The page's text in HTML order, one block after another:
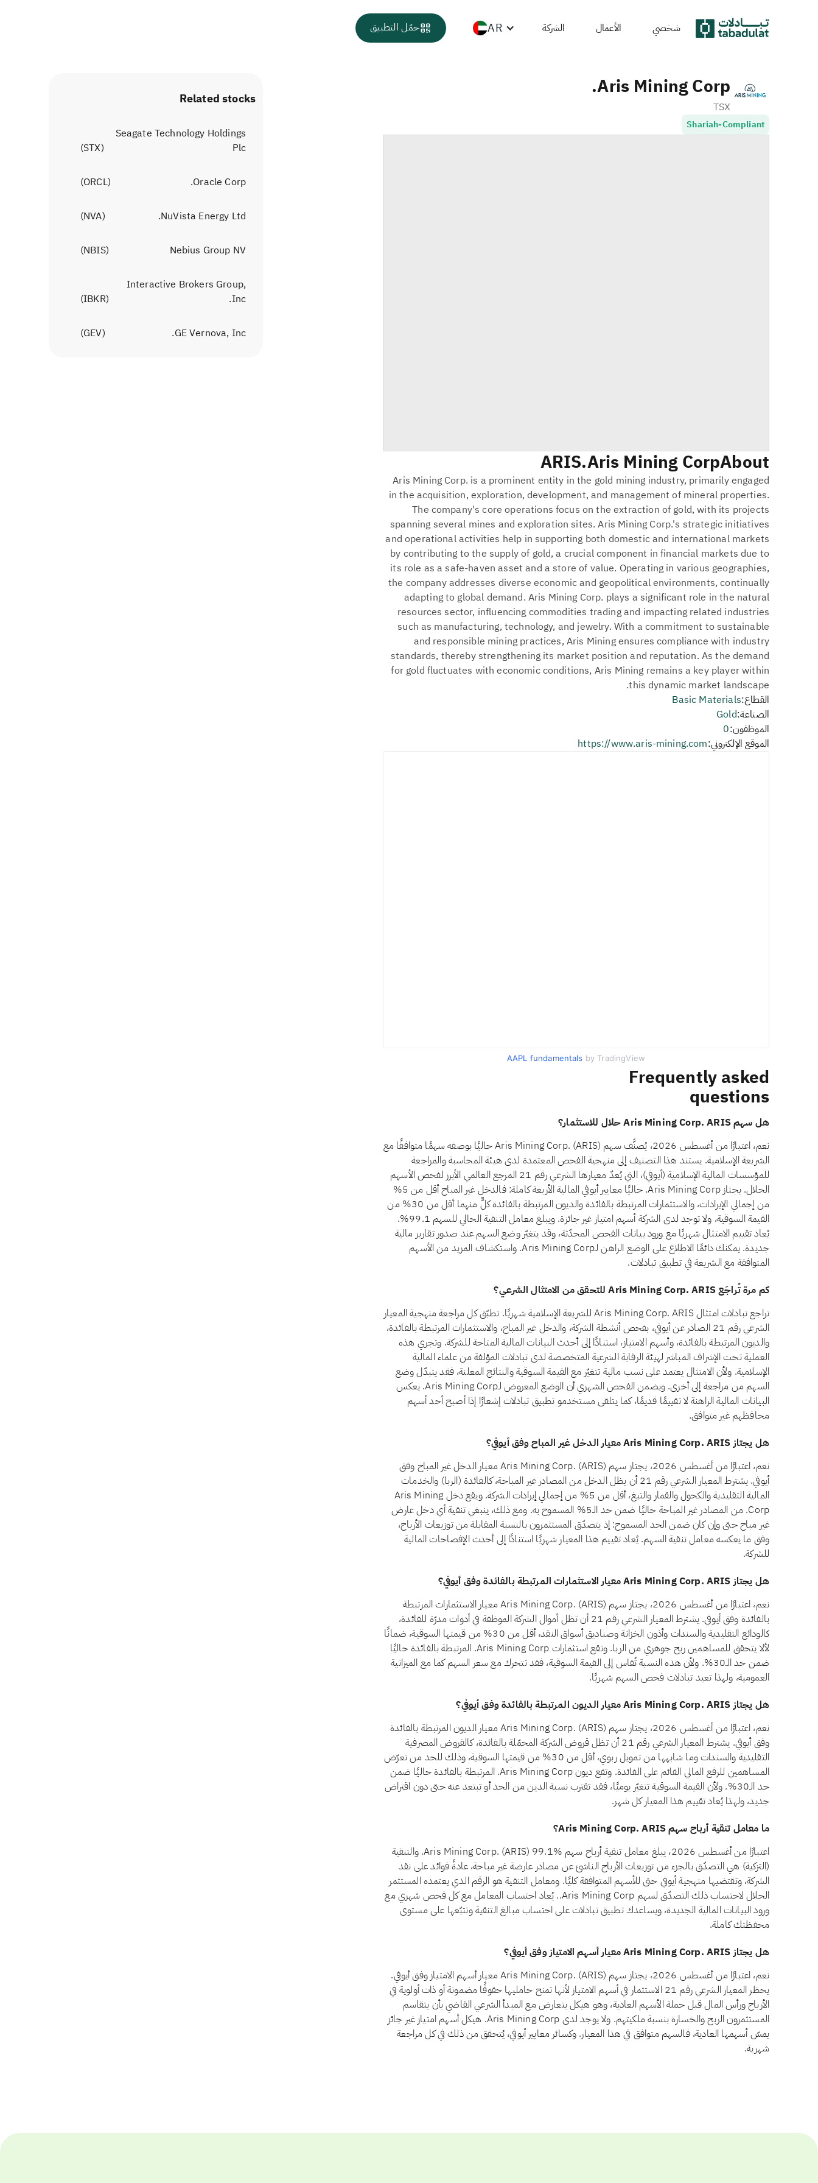
شخصي الأعمال الشركة AR حمّل التطبيق
Aris Mining Corp.
TSX
Shariah-Compliant
About
Aris Mining Corp.
ARIS
Aris Mining Corp. is a prominent entity in the gold mining industry, primarily engaged
in the acquisition, exploration, development, and management of mineral properties.
The company's core operations focus on the extraction of gold, with its projects
spanning several mines and exploration sites. Aris Mining Corp.'s strategic initiatives
and operational activities help in supporting both domestic and international markets
by contributing to the supply of gold, a crucial component in financial markets due to
its role as a safe-haven asset and a store of value. Operating in various geographies,
the company addresses diverse economic and geopolitical environments, continually
adapting to global demand. Aris Mining Corp. plays a significant role in the natural
resources sector, influencing commodities trading and impacting related industries
such as manufacturing, technology, and jewelry. With a commitment to sustainable
and responsible mining practices, Aris Mining ensures compliance with industry
standards, thereby strengthening its market position and reputation. As the demand
for gold fluctuates with economic conditions, Aris Mining remains a key player within
this dynamic market landscape.
القطاع:Basic Materials
الصناعة:Gold
الموظفون:0
الموقع الإلكتروني:https://www.aris-mining.com
AAPL fundamentals by TradingView
Frequently asked
questions
هل سهم Aris Mining Corp. ARIS حلال للاستثمار؟
نعم، اعتبارًا من أغسطس 2026، يُصنَّف سهم Aris Mining Corp. (ARIS) حاليًا بوصفه سهمًا متوافقًا مع
الشريعة الإسلامية. يستند هذا التصنيف إلى منهجية الفحص المعتمدة لدى هيئة المحاسبة والمراجعة
للمؤسسات المالية الإسلامية (أيوفي)، التي يُعدّ معيارها الشرعي رقم 21 المرجع العالمي الأبرز لفحص الأسهم
الحلال. يجتاز Aris Mining Corp. حاليًا معايير أيوفي المالية الأربعة كاملة: فالدخل غير المباح أقل من 5%
من إجمالي الإيرادات، والاستثمارات المرتبطة بالفائدة والديون المرتبطة بالفائدة كلٌّ منهما أقل من 30% من
القيمة السوقية، ولا توجد لدى الشركة أسهم امتياز غير جائزة. ويبلغ معامل التنقية الحالي للسهم 99.1%.
يُعاد تقييم الامتثال شهريًا مع ورود بيانات الفحص المحدّثة، وقد يتغيّر وضع السهم عند صدور تقارير مالية
جديدة. يمكنك دائمًا الاطلاع على الوضع الراهن لـAris Mining Corp. واستكشاف المزيد من الأسهم
المتوافقة مع الشريعة في تطبيق تبادلات.
كم مرة تُراجَع Aris Mining Corp. ARIS للتحقق من الامتثال الشرعي؟
تراجع تبادلات امتثال Aris Mining Corp. ARIS للشريعة الإسلامية شهريًا. تطبّق كل مراجعة منهجية المعيار
الشرعي رقم 21 الصادر عن أيوفي، بفحص أنشطة الشركة، والدخل غير المباح، والاستثمارات المرتبطة بالفائدة،
والديون المرتبطة بالفائدة، وأسهم الامتياز، استنادًا إلى أحدث البيانات المالية المتاحة للشركة. وتجري هذه
العملية تحت الإشراف المباشر لهيئة الرقابة الشرعية المتخصصة لدى تبادلات المؤلفة من علماء المالية
الإسلامية. ولأن الامتثال يعتمد على نسب مالية تتغيّر مع القيمة السوقية والنتائج المعلنة، فقد يتبدّل وضع
السهم من مراجعة إلى أخرى. ويضمن الفحص الشهري أن الوضع المعروض لـAris Mining Corp. يعكس
البيانات المالية الراهنة لا تقييمًا قديمًا، كما يتلقى مستخدمو تطبيق تبادلات إشعارًا إذا أصبح أحد أسهم
محافظهم غير متوافق.
هل يجتاز Aris Mining Corp. ARIS معيار الدخل غير المباح وفق أيوفي؟
نعم، اعتبارًا من أغسطس 2026، يجتاز سهم Aris Mining Corp. (ARIS) معيار الدخل غير المباح وفق
أيوفي. يشترط المعيار الشرعي رقم 21 أن يظل الدخل من المصادر غير المباحة، كالفائدة (الربا) والخدمات
المالية التقليدية والكحول والقمار والتبغ، أقل من 5% من إجمالي إيرادات الشركة. ويقع دخل Aris Mining
Corp. من المصادر غير المباحة حاليًا ضمن حد الـ5% المسموح به. ومع ذلك، ينبغي تنقية أي دخل عارض
غير مباح حتى وإن كان ضمن الحد المسموح: إذ يتصدّق المستثمرون بالنسبة المقابلة من توزيعات الأرباح،
وفق ما يعكسه معامل تنقية السهم. يُعاد تقييم هذا المعيار شهريًا استنادًا إلى أحدث الإفصاحات المالية
للشركة.
هل يجتاز Aris Mining Corp. ARIS معيار الاستثمارات المرتبطة بالفائدة وفق أيوفي؟
نعم، اعتبارًا من أغسطس 2026، يجتاز سهم Aris Mining Corp. (ARIS) معيار الاستثمارات المرتبطة
بالفائدة وفق أيوفي. يشترط المعيار الشرعي رقم 21 أن تظل أموال الشركة الموظفة في أدوات مدرّة للفائدة،
كالودائع التقليدية والسندات وأذون الخزانة وصناديق أسواق النقد، أقل من 30% من قيمتها السوقية، ضمانًا
لألا يتحقق للمساهمين ربح جوهري من الربا. وتقع استثمارات Aris Mining Corp. المرتبطة بالفائدة حاليًا
ضمن حد الـ30%. ولأن هذه النسبة تُقاس إلى القيمة السوقية، فقد تتحرك مع سعر السهم كما مع الميزانية
العمومية، ولهذا تعيد تبادلات فحص السهم شهريًا.
هل يجتاز Aris Mining Corp. ARIS معيار الديون المرتبطة بالفائدة وفق أيوفي؟
نعم، اعتبارًا من أغسطس 2026، يجتاز سهم Aris Mining Corp. (ARIS) معيار الديون المرتبطة بالفائدة
وفق أيوفي. يشترط المعيار الشرعي رقم 21 أن تظل قروض الشركة المحمّلة بالفائدة، كالقروض المصرفية
التقليدية والسندات وما شابهها من تمويل ربوي، أقل من 30% من قيمتها السوقية، وذلك للحد من تعرّض
المساهمين للرفع المالي القائم على الفائدة. وتقع ديون Aris Mining Corp. المرتبطة بالفائدة حاليًا ضمن
حد الـ30%. ولأن القيمة السوقية تتغيّر يوميًا، فقد تقترب نسبة الدين من الحد أو تبتعد عنه حتى دون اقتراض
جديد، ولهذا يُعاد تقييم هذا المعيار كل شهر.
ما معامل تنقية أرباح سهم Aris Mining Corp. ARIS؟
اعتبارًا من أغسطس 2026، يبلغ معامل تنقية أرباح سهم Aris Mining Corp. (ARIS) 99.1%. والتنقية
(التزكية) هي التصدّق بالجزء من توزيعات الأرباح الناشئ عن مصادر عارضة غير مباحة، عادةً فوائد على نقد
الشركة، وتقتضيها منهجية أيوفي حتى للأسهم المتوافقة كليًا. ومعامل التنقية هو الرقم الذي يعتمده المستثمر
الحلال لاحتساب ذلك التصدّق لسهم Aris Mining Corp.. يُعاد احتساب المعامل مع كل فحص شهري مع
ورود البيانات المالية الجديدة، ويساعدك تطبيق تبادلات على احتساب مبالغ التنقية وتتبّعها على مستوى
محفظتك كاملة.
هل يجتاز Aris Mining Corp. ARIS معيار أسهم الامتياز وفق أيوفي؟
نعم، اعتبارًا من أغسطس 2026، يجتاز سهم Aris Mining Corp. (ARIS) معيار أسهم الامتياز وفق أيوفي.
يحظر المعيار الشرعي رقم 21 الاستثمار في أسهم الامتياز لأنها تمنح حامليها حقوقًا مضمونة أو ذات أولوية في
الأرباح ورأس المال قبل حملة الأسهم العادية، وهو هيكل يتعارض مع المبدأ الشرعي القاضي بأن يتقاسم
المستثمرون الربح والخسارة بنسبة ملكيتهم. ولا يوجد لدى Aris Mining Corp. هيكل أسهم امتياز غير جائز
يمسّ أسهمها العادية، فالسهم متوافق في هذا المعيار. وكسائر معايير أيوفي، يُتحقق من ذلك في كل مراجعة
شهرية.
Related stocks
Seagate Technology Holdings
Plc
(
STX
)
Oracle Corp.
(
ORCL
)
NuVista Energy Ltd.
(
NVA
)
Nebius Group NV
(
NBIS
)
Interactive Brokers Group,
Inc.
(
IBKR
)
GE Vernova, Inc.
(
GEV
)